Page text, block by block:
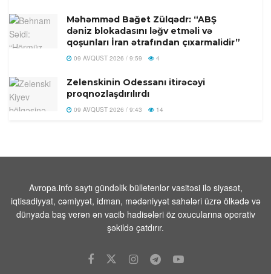
Məhəmməd Bağet Zülqədr: “ABŞ
dəniz blokadasını ləğv etməli və
qoşunları İran ətrafından çıxarmalidir”
09 AVQUST 2026 / 9:59 4
Zelenskinin Odessanı itirəcəyi
proqnozlaşdırılırdı
09 AVQUST 2026 / 9:43 14
Almaniya məyusedici proqnoz verdi
Qaziantepdə 4,5 bal gücündə zəlzələ
baş verib
09 AVQUST 2026 / 8:02
Avropa.info saytı gündəlik bülletenlər vasitəsi ilə siyasət,
iqtisadiyyat, cəmiyyət, idman, mədəniyyət sahələri üzrə ölkədə və
dünyada baş verən ən vacib hadisələri öz oxucularına operativ
şəkildə çatdırır.